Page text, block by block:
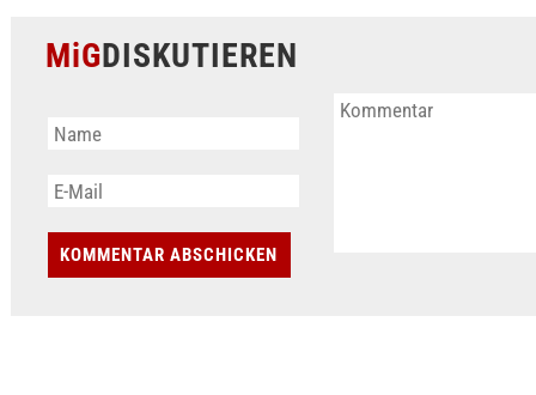
MiGDISKUTIEREN